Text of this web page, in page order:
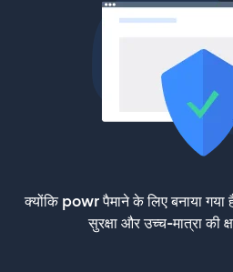
क्योंकि powr पैमाने के लिए बनाया गया
सुरक्षा और उच्च-मात्रा की